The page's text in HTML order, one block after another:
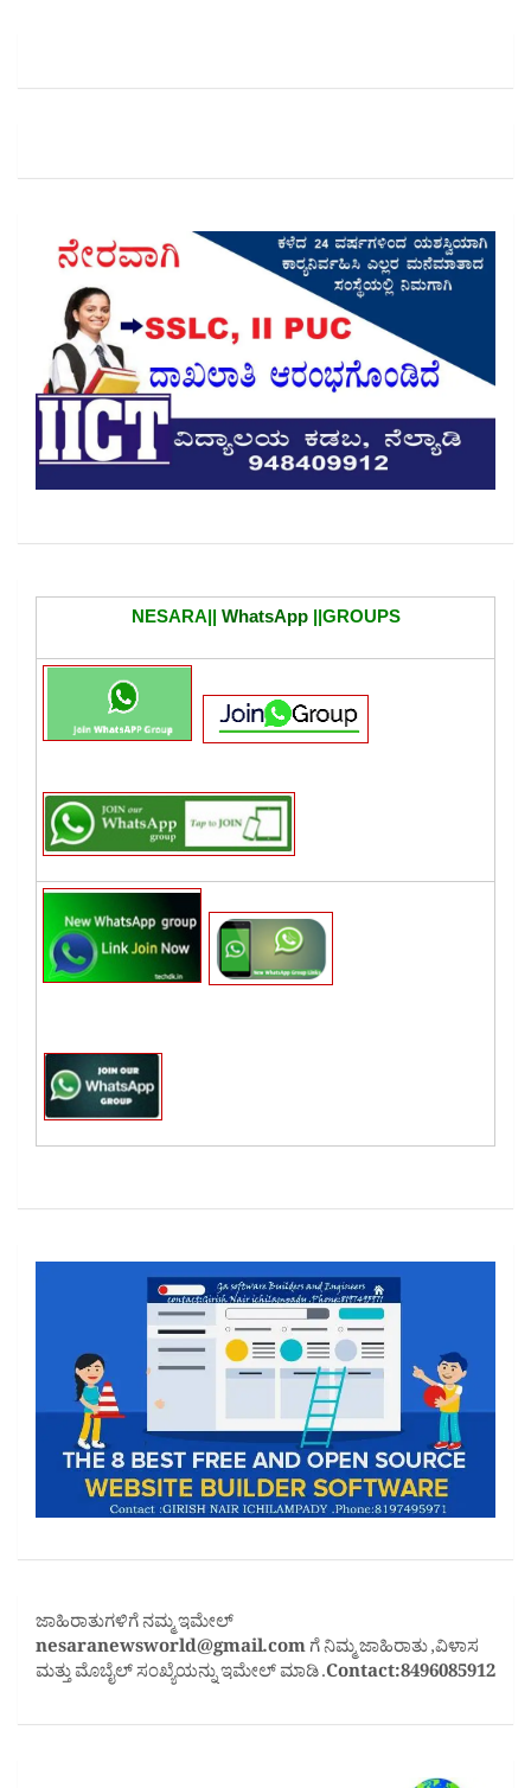
NESARA|| WhatsApp||GROUPS
ಜಾಹಿರಾತುಗಳಿಗೆ ನಮ್ಮ ಇಮೇಲ್
nesaranewsworld@gmail.comಗೆ ನಿಮ್ಮ ಜಾಹಿರಾತು ,ವಿಳಾಸ
ಮತ್ತು ಮೊಬೈಲ್ ಸಂಖ್ಯೆಯನ್ನು ಇಮೇಲ್ ಮಾಡಿ .Contact:8496085912